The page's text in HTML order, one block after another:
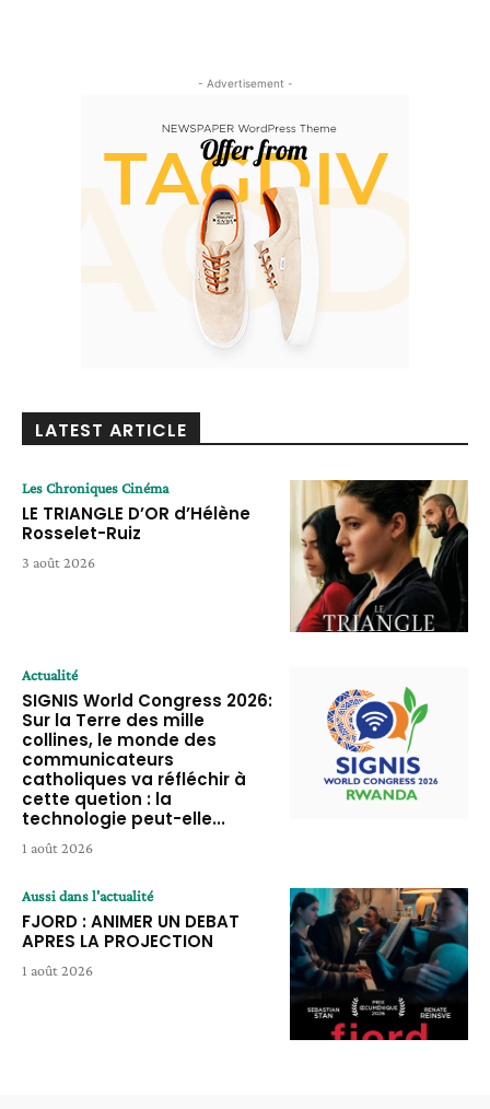
- Advertisement -
LATEST ARTICLE
Les Chroniques Cinéma
LE TRIANGLE D’OR d’Hélène
Rosselet-Ruiz
3 août 2026
Actualité
SIGNIS World Congress 2026:
Sur la Terre des mille
collines, le monde des
communicateurs
catholiques va réfléchir à
cette quetion : la
technologie peut-elle...
1 août 2026
Aussi dans l'actualité
FJORD : ANIMER UN DEBAT
APRES LA PROJECTION
1 août 2026